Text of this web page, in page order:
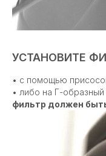
УСТАНОВИТЕ
• с помощью
• либо на Г-
фильтр должен